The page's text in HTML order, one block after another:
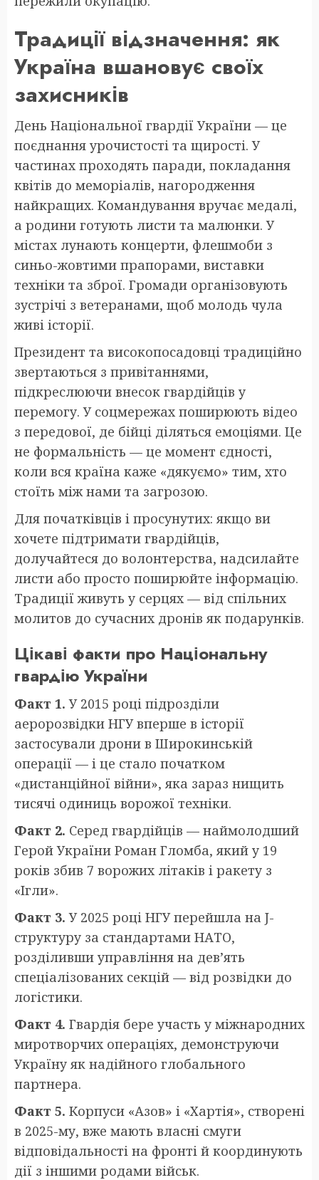
Традиції відзначення: як
Україна вшановує своїх
захисників
День Національної гвардії України — це
поєднання урочистості та щирості. У
частинах проходять паради, покладання
квітів до меморіалів, нагородження
найкращих. Командування вручає медалі,
а родини готують листи та малюнки. У
містах лунають концерти, флешмоби з
синьо-жовтими прапорами, виставки
техніки та зброї. Громади організовують
зустрічі з ветеранами, щоб молодь чула
живі історії.
Президент та високопосадовці традиційно
звертаються з привітаннями,
підкреслюючи внесок гвардійців у
перемогу. У соцмережах поширюють відео
з передової, де бійці діляться емоціями. Це
не формальність — це момент єдності,
коли вся країна каже «дякуємо» тим, хто
стоїть між нами та загрозою.
Для початківців і просунутих: якщо ви
хочете підтримати гвардійців,
долучайтеся до волонтерства, надсилайте
листи або просто поширюйте інформацію.
Традиції живуть у серцях — від спільних
молитов до сучасних дронів як подарунків.
Цікаві факти про Національну
гвардію України
Факт 1. У 2015 році підрозділи
аеророзвідки НГУ вперше в історії
застосували дрони в Широкинській
операції — і це стало початком
«дистанційної війни», яка зараз нищить
тисячі одиниць ворожої техніки.
Факт 2. Серед гвардійців — наймолодший
Герой України Роман Гломба, який у 19
років збив 7 ворожих літаків і ракету з
«Ігли».
Факт 3. У 2025 році НГУ перейшла на J-
структуру за стандартами НАТО,
розділивши управління на дев’ять
спеціалізованих секцій — від розвідки до
логістики.
Факт 4. Гвардія бере участь у міжнародних
миротворчих операціях, демонструючи
Україну як надійного глобального
партнера.
Факт 5. Корпуси «Азов» і «Хартія», створені
в 2025-му, вже мають власні смуги
відповідальності на фронті й координують
дії з іншими родами військ.